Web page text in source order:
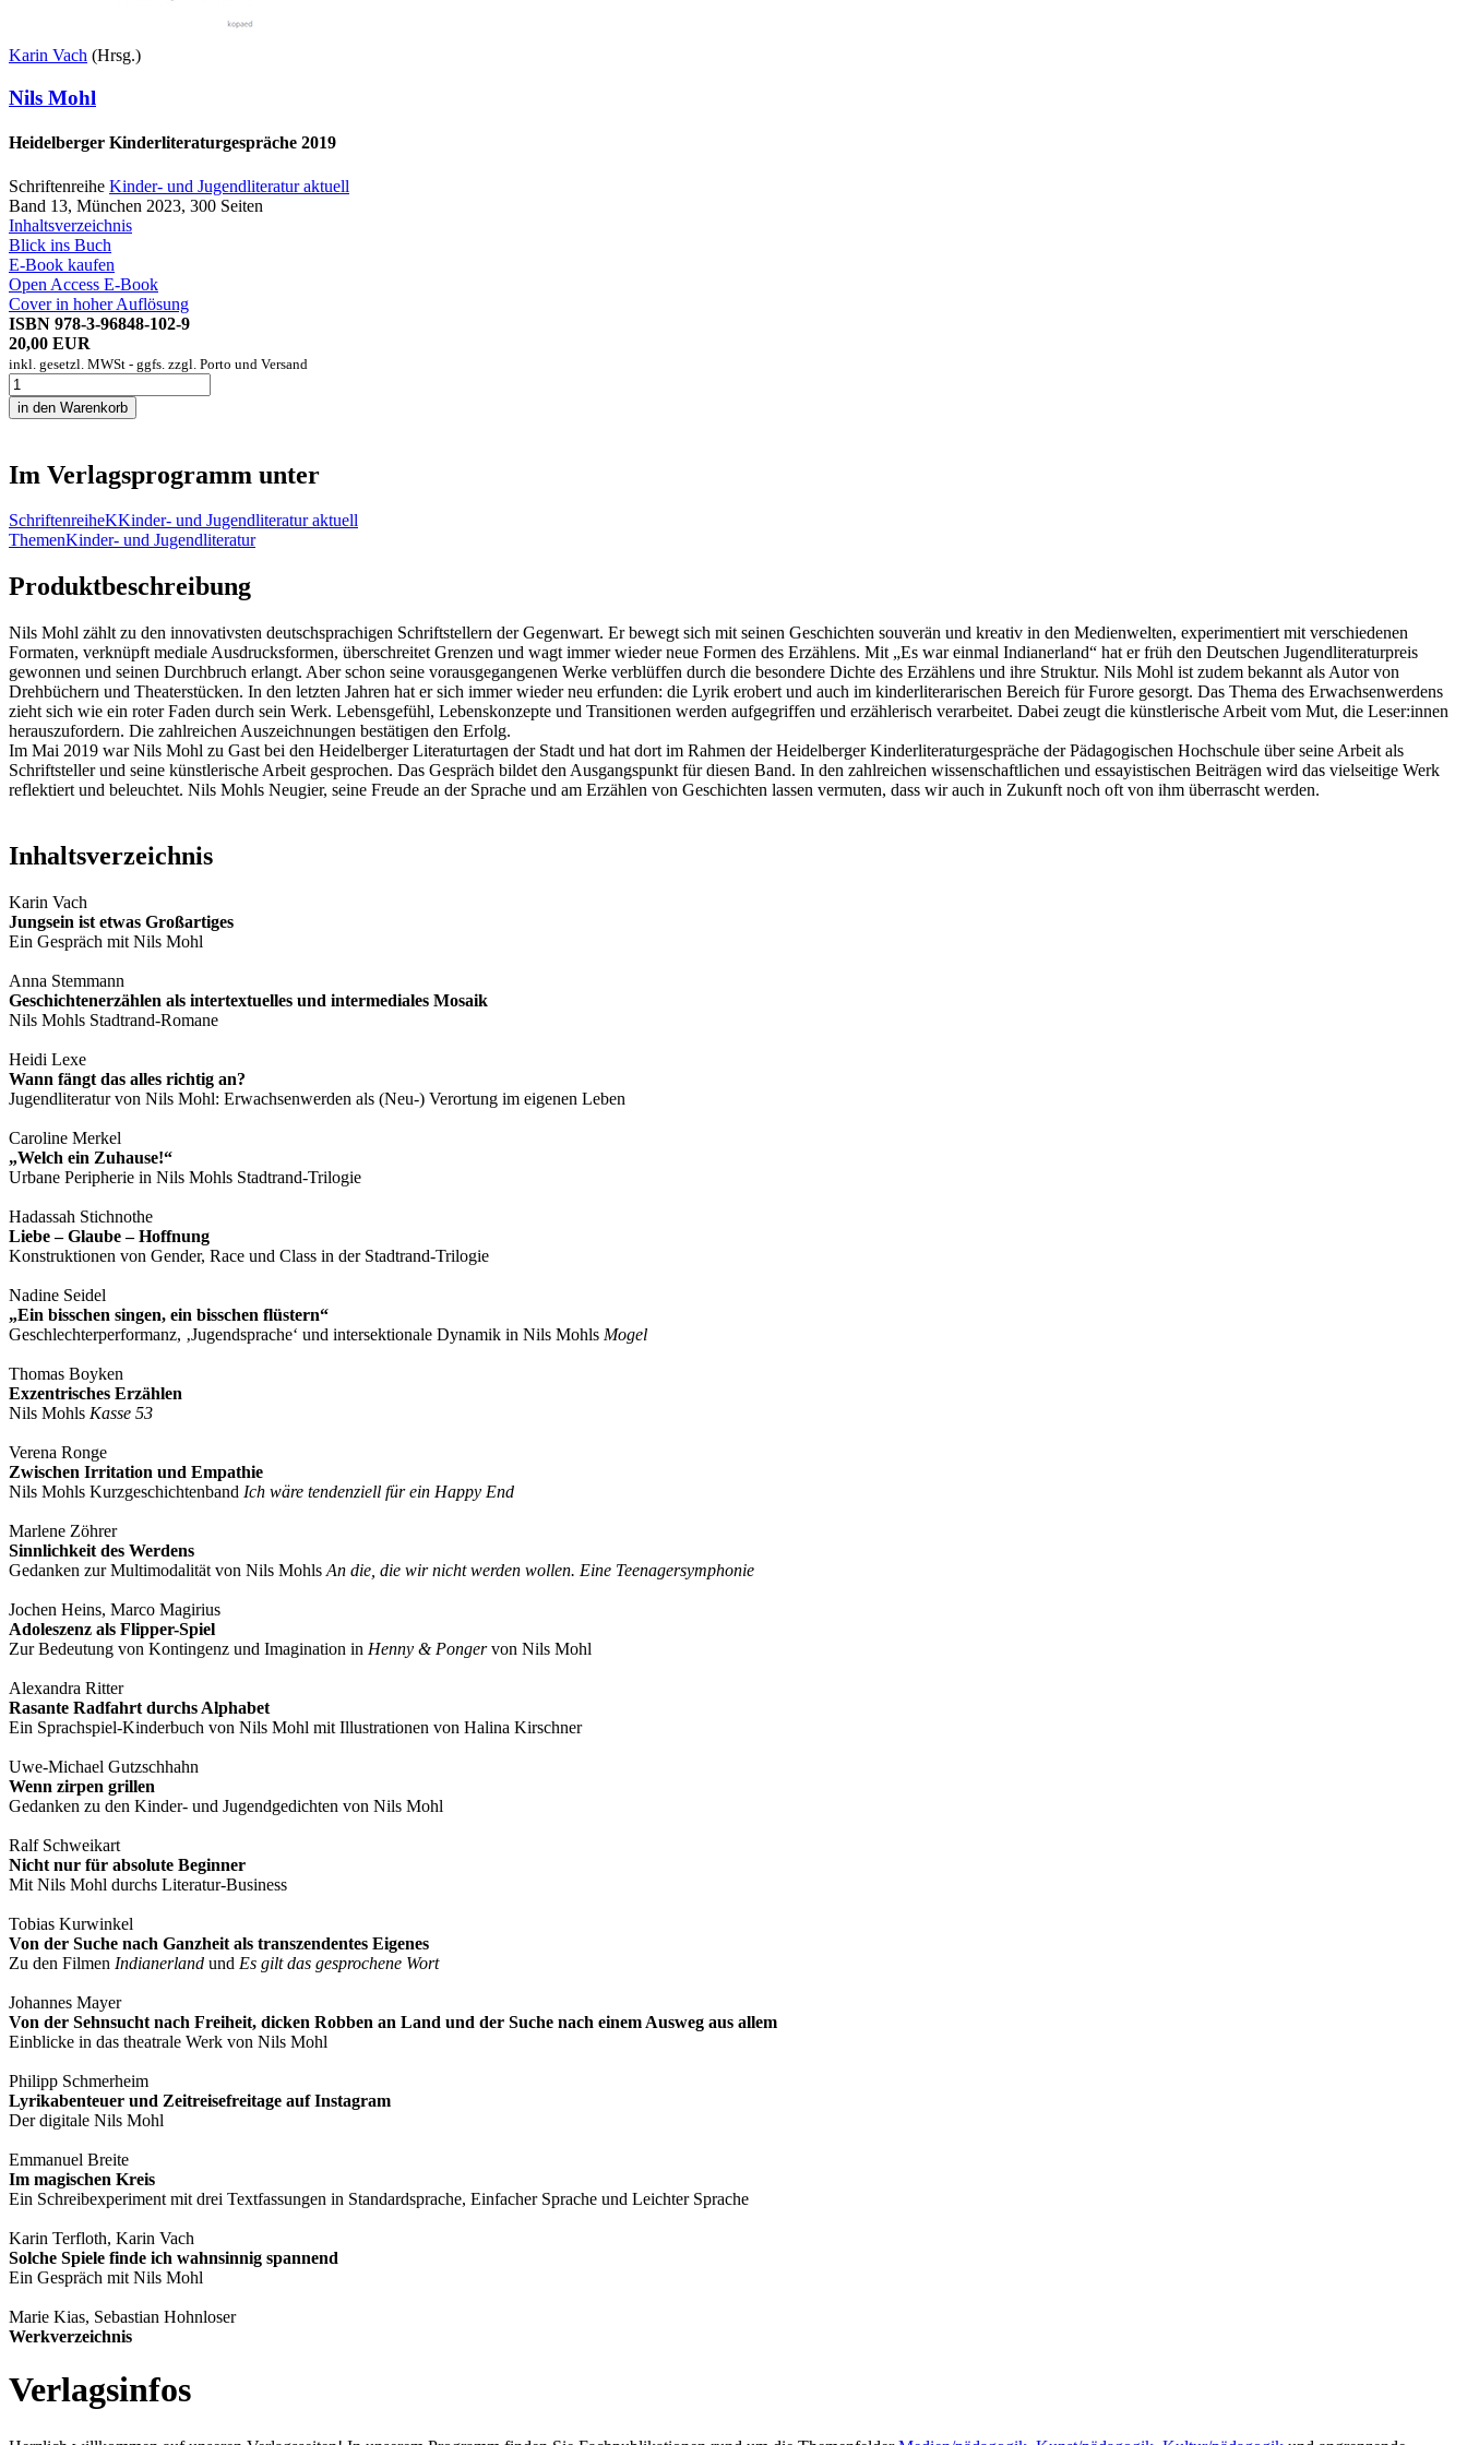
Karin Vach (Hrsg.)
Nils Mohl
Heidelberger Kinderliteraturgespräche 2019
Schriftenreihe Kinder- und Jugendliteratur aktuell
Band 13, München 2023, 300 Seiten
Inhaltsverzeichnis
Blick ins Buch
E-Book kaufen
Open Access E-Book
Cover in hoher Auflösung
ISBN 978-3-96848-102-9
20,00 EUR
inkl. gesetzl. MWSt - ggfs. zzgl. Porto und Versand
Im Verlagsprogramm unter
SchriftenreiheKKinder- und Jugendliteratur aktuell
ThemenKinder- und Jugendliteratur
Produktbeschreibung
Nils Mohl zählt zu den innovativsten deutschsprachigen Schriftstellern der Gegenwart. Er bewegt sich mit seinen Geschichten souverän und kreativ in den Medienwelten, experimentiert mit verschiedenen
Formaten, verknüpft mediale Ausdrucksformen, überschreitet Grenzen und wagt immer wieder neue Formen des Erzählens. Mit „Es war einmal Indianerland“ hat er früh den Deutschen Jugendliteraturpreis
gewonnen und seinen Durchbruch erlangt. Aber schon seine vorausgegangenen Werke verblüffen durch die besondere Dichte des Erzählens und ihre Struktur. Nils Mohl ist zudem bekannt als Autor von
Drehbüchern und Theaterstücken. In den letzten Jahren hat er sich immer wieder neu erfunden: die Lyrik erobert und auch im kinderliterarischen Bereich für Furore gesorgt. Das Thema des Erwachsenwerdens
zieht sich wie ein roter Faden durch sein Werk. Lebensgefühl, Lebenskonzepte und Transitionen werden aufgegriffen und erzählerisch verarbeitet. Dabei zeugt die künstlerische Arbeit vom Mut, die Leser:innen
herauszufordern. Die zahlreichen Auszeichnungen bestätigen den Erfolg.
Im Mai 2019 war Nils Mohl zu Gast bei den Heidelberger Literaturtagen der Stadt und hat dort im Rahmen der Heidelberger Kinderliteraturgespräche der Pädagogischen Hochschule über seine Arbeit als
Schriftsteller und seine künstlerische Arbeit gesprochen. Das Gespräch bildet den Ausgangspunkt für diesen Band. In den zahlreichen wissenschaftlichen und essayistischen Beiträgen wird das vielseitige Werk
reflektiert und beleuchtet. Nils Mohls Neugier, seine Freude an der Sprache und am Erzählen von Geschichten lassen vermuten, dass wir auch in Zukunft noch oft von ihm überrascht werden.
Inhaltsverzeichnis
Karin Vach
Jungsein ist etwas Großartiges
Ein Gespräch mit Nils Mohl
Anna Stemmann
Geschichtenerzählen als intertextuelles und intermediales Mosaik
Nils Mohls Stadtrand-Romane
Heidi Lexe
Wann fängt das alles richtig an?
Jugendliteratur von Nils Mohl: Erwachsenwerden als (Neu-) Verortung im eigenen Leben
Caroline Merkel
„Welch ein Zuhause!“
Urbane Peripherie in Nils Mohls Stadtrand-Trilogie
Hadassah Stichnothe
Liebe – Glaube – Hoffnung
Konstruktionen von Gender, Race und Class in der Stadtrand-Trilogie
Nadine Seidel
„Ein bisschen singen, ein bisschen flüstern“
Geschlechterperformanz, ‚Jugendsprache‘ und intersektionale Dynamik in Nils Mohls Mogel
Thomas Boyken
Exzentrisches Erzählen
Nils Mohls Kasse 53
Verena Ronge
Zwischen Irritation und Empathie
Nils Mohls Kurzgeschichtenband Ich wäre tendenziell für ein Happy End
Marlene Zöhrer
Sinnlichkeit des Werdens
Gedanken zur Multimodalität von Nils Mohls An die, die wir nicht werden wollen. Eine Teenagersymphonie
Jochen Heins, Marco Magirius
Adoleszenz als Flipper-Spiel
Zur Bedeutung von Kontingenz und Imagination in Henny & Pongervon Nils Mohl
Alexandra Ritter
Rasante Radfahrt durchs Alphabet
Ein Sprachspiel-Kinderbuch von Nils Mohl mit Illustrationen von Halina Kirschner
Uwe-Michael Gutzschhahn
Wenn zirpen grillen
Gedanken zu den Kinder- und Jugendgedichten von Nils Mohl
Ralf Schweikart
Nicht nur für absolute Beginner
Mit Nils Mohl durchs Literatur-Business
Tobias Kurwinkel
Von der Suche nach Ganzheit als transzendentes Eigenes
Zu den Filmen Indianerland und Es gilt das gesprochene Wort
Johannes Mayer
Von der Sehnsucht nach Freiheit, dicken Robben an Land und der Suche nach einem Ausweg aus allem
Einblicke in das theatrale Werk von Nils Mohl
Philipp Schmerheim
Lyrikabenteuer und Zeitreisefreitage auf Instagram
Der digitale Nils Mohl
Emmanuel Breite
Im magischen Kreis
Ein Schreibexperiment mit drei Textfassungen in Standardsprache, Einfacher Sprache und Leichter Sprache
Karin Terfloth, Karin Vach
Solche Spiele finde ich wahnsinnig spannend
Ein Gespräch mit Nils Mohl
Marie Kias, Sebastian Hohnloser
Werkverzeichnis
Verlagsinfos